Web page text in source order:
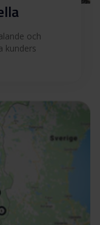
Ladda ner
Ladda ner
och
kunders